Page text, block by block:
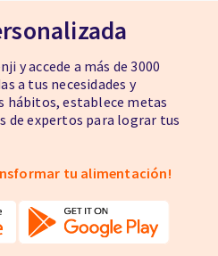
y accede a más de 3000
a tus necesidades y
hábitos, establece metas
de expertos para lograr tus
tu alimentación!